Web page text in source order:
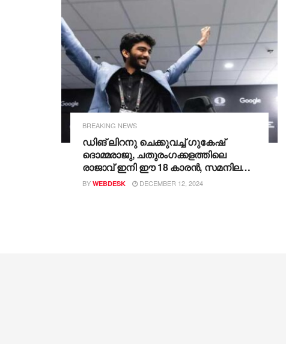
BREAKING NEWS
ഡിങ് ലിറനു ചെക്കുവച്ച് ഗുകേഷ്
ദൊമ്മരാജു, ചതുരംഗക്കളത്തിലെ
രാജാവ് ഇനി ഈ 18 കാരൻ, സമനില
പ്രതീക്ഷിച്ച് ചെയ്ത ഒരു പിഴവിനു
BY WEBDESK DECEMBER 12, 2024